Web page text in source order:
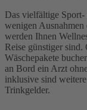
Das vielfältige
wenigen Ausnahmen
werden Ihnen
Reise günstiger sind.
Wäschepakete
an Bord ein Arzt
inklusive sind
Trinkgelder.